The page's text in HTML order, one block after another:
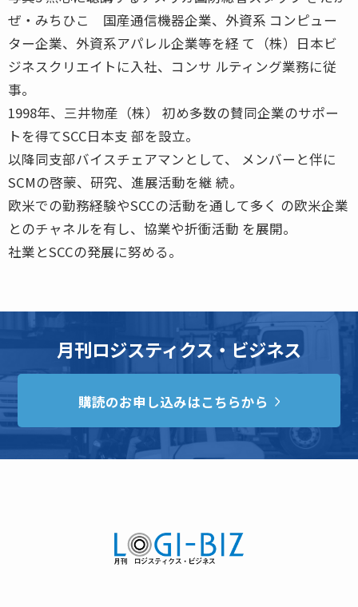
ぜ・みちひこ 国産通信機器企業、外資系 コンピュー
ター企業、外資系アパレル企業等を経 て（株）日本ビ
ジネスクリエイトに入社、コンサ ルティング業務に従
事。
1998年、三井物産（株） 初め多数の賛同企業のサポー
トを得てSCC日本支 部を設立。
以降同支部バイスチェアマンとして、 メンバーと伴に
SCMの啓蒙、研究、進展活動を継 続。
欧米での勤務経験やSCCの活動を通して多く の欧米企業
とのチャネルを有し、協業や折衝活動 を展開。
社業とSCCの発展に努める。
月刊ロジスティクス・ビジネス
購読のお申し込みはこちらから